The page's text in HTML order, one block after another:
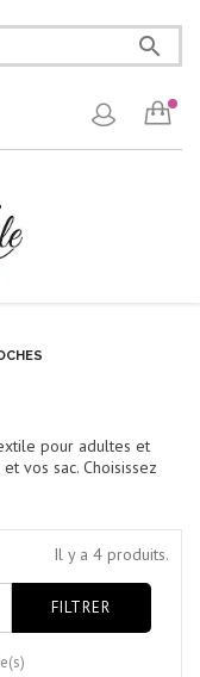

pour adultes et
vos sac. Choisissez
Il y a 4 produits.
FILTRER